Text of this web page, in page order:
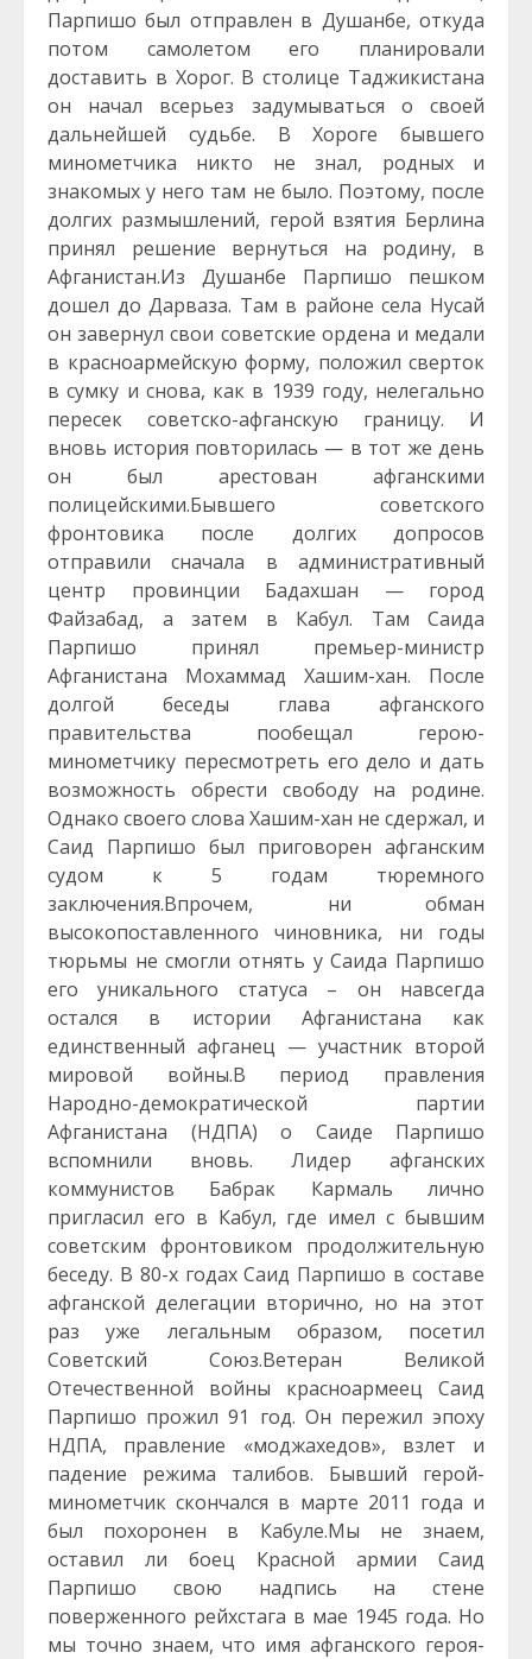
Парпишо был отправлен в Душанбе, откуда
потом самолетом его планировали
доставить в Хорог. В столице Таджикистана
он начал всерьез задумываться о своей
дальнейшей судьбе. В Хороге бывшего
минометчика никто не знал, родных и
знакомых у него там не было. Поэтому, после
долгих размышлений, герой взятия Берлина
принял решение вернуться на родину, в
Афганистан.Из Душанбе Парпишо пешком
дошел до Дарваза. Там в районе села Нусай
он завернул свои советские ордена и медали
в красноармейскую форму, положил сверток
в сумку и снова, как в 1939 году, нелегально
пересек советско-афганскую границу. И
вновь история повторилась — в тот же день
он был арестован афганскими
полицейскими.Бывшего советского
фронтовика после долгих допросов
отправили сначала в административный
центр провинции Бадахшан — город
Файзабад, а затем в Кабул. Там Саида
Парпишо принял премьер-министр
Афганистана Мохаммад Хашим-хан. После
долгой беседы глава афганского
правительства пообещал герою-
минометчику пересмотреть его дело и дать
возможность обрести свободу на родине.
Однако своего слова Хашим-хан не сдержал, и
Саид Парпишо был приговорен афганским
судом к 5 годам тюремного
заключения.Впрочем, ни обман
высокопоставленного чиновника, ни годы
тюрьмы не смогли отнять у Саида Парпишо
его уникального статуса – он навсегда
остался в истории Афганистана как
единственный афганец — участник второй
мировой войны.В период правления
Народно-демократической партии
Афганистана (НДПА) о Саиде Парпишо
вспомнили вновь. Лидер афганских
коммунистов Бабрак Кармаль лично
пригласил его в Кабул, где имел с бывшим
советским фронтовиком продолжительную
беседу. В 80-х годах Саид Парпишо в составе
афганской делегации вторично, но на этот
раз уже легальным образом, посетил
Советский Союз.Ветеран Великой
Отечественной войны красноармеец Саид
Парпишо прожил 91 год. Он пережил эпоху
НДПА, правление «моджахедов», взлет и
падение режима талибов. Бывший герой-
минометчик скончался в марте 2011 года и
был похоронен в Кабуле.Мы не знаем,
оставил ли боец Красной армии Саид
Парпишо свою надпись на стене
поверженного рейхстага в мае 1945 года. Но
мы точно знаем, что имя афганского героя-